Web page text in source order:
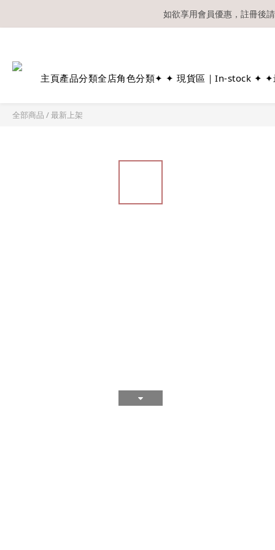
如欲享用會員優惠，註冊後
主頁產品分類全店角色分類✦ ✦ 現貨區｜In-stock ✦ ✦
全部商品 /最新上架